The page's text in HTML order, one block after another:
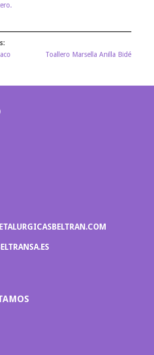
Toallero Marsella Anilla Bidé